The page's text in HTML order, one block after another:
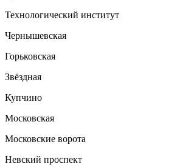
Технологический институт
Чернышевская
Горьковская
Звёздная
Купчино
Московская
Московские ворота
Невский проспект